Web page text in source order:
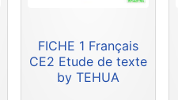
FICHE 1 Français
CE2 Etude de texte
by TEHUA